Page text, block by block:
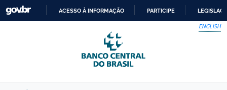
Skip to main content
PARA
O
CONTEÚDO
ACESSO À INFORMAÇÃO PARTICIPE
ENGLISH